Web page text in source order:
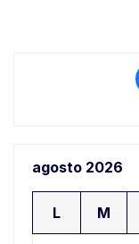
agosto 2026
L M